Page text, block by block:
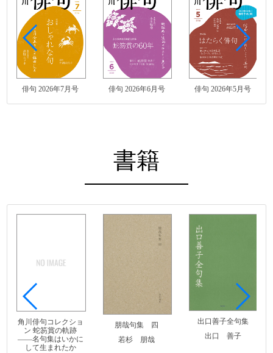
俳句 2026年7月号 俳句 2026年6月号 俳句 2026年5月号
書籍
角川俳句コレクショ
ン 蛇笏賞の軌跡
――名句集はいかに
して生まれたか
朋哉句集 四
若杉 朋哉
出口善子全句集
出口 善子